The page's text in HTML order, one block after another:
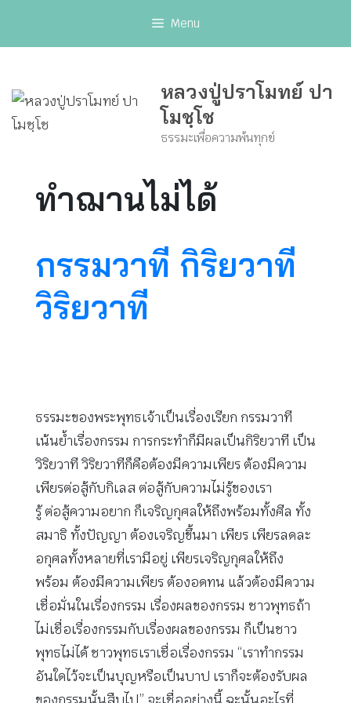
Menu
หลวงปู่ปราโมทย์ ปา
โมชฺโช
ธรรมะเพื่อความพ้นทุกข์
ทำฌานไม่ได้
กรรมวาที กิริยวาที
วิริยวาที
ธรรมะของพระพุทธเจ้าเป็นเรื่องเรียก กรรมวาที
เน้นย้ำเรื่องกรรม การกระทำก็มีผลเป็นกิริยวาที เป็น
วิริยวาที วิริยวาทีก็คือต้องมีความเพียร ต้องมีความ
เพียรต่อสู้กับกิเลส ต่อสู้กับความไม่รู้ของเรา
รู้ ต่อสู้ความอยาก ก็เจริญกุศลให้ถึงพร้อมทั้งศีล ทั้ง
สมาธิ ทั้งปัญญา ต้องเจริญขึ้นมา เพียร เพียรลดละ
อกุศลทั้งหลายที่เรามีอยู่ เพียรเจริญกุศลให้ถึง
พร้อม ต้องมีความเพียร ต้องอดทน แล้วต้องมีความ
เชื่อมั่นในเรื่องกรรม เรื่องผลของกรรม ชาวพุทธถ้า
ไม่เชื่อเรื่องกรรมกับเรื่องผลของกรรม ก็เป็นชาว
พุทธไม่ได้ ชาวพุทธเราเชื่อเรื่องกรรม “เราทำกรรม
อันใดไว้จะเป็นบุญหรือเป็นบาป เราก็จะต้องรับผล